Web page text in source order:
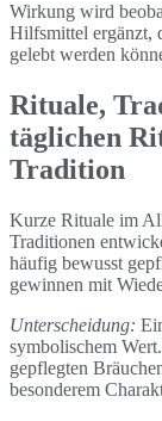
Wirkung wird
Hilfsmittel ergänzt,
gelebt werden
Rituale,
täglichen
Tradition
Kurze Rituale im
Traditionen
häufig bewusst
gewinnen mit
Unterscheidung:
symbolischem
gepflegten
besonderem